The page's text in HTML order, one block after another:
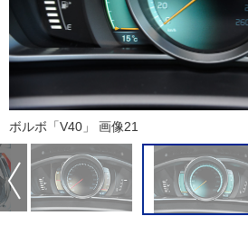
ボルボ「V40」 画像21